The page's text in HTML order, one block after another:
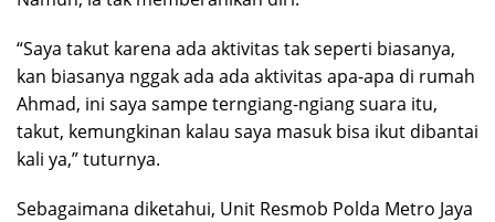
“Saya takut karena ada aktivitas tak seperti biasanya,
kan biasanya nggak ada ada aktivitas apa-apa di rumah
Ahmad, ini saya sampe terngiang-ngiang suara itu,
takut, kemungkinan kalau saya masuk bisa ikut dibantai
kali ya,” tuturnya.
Sebagaimana diketahui, Unit Resmob Polda Metro Jaya